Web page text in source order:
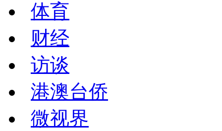
体育
财经
访谈
港澳台侨
微视界